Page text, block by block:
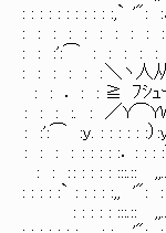
: : : : : : : : : :
: : : : : : : : : : :
: : :':⌒ : : : : :
: : : : : : ＼ヽ
: : ． : :
: : : :. : ／
: :':⌒ :ｙ. : : : :
: : : : : : : : :
: : : : : : : :
: : : : :` : : : : :,, '": :
: : : : : :::.:: ,,..':